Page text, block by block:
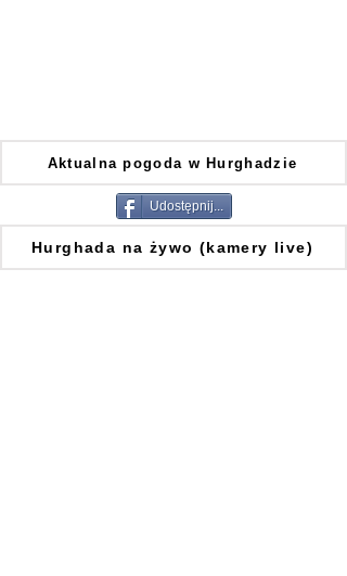
Aktualna pogoda w Hurghadzie
Udostępnij...
Hurghada na żywo (kamery live)